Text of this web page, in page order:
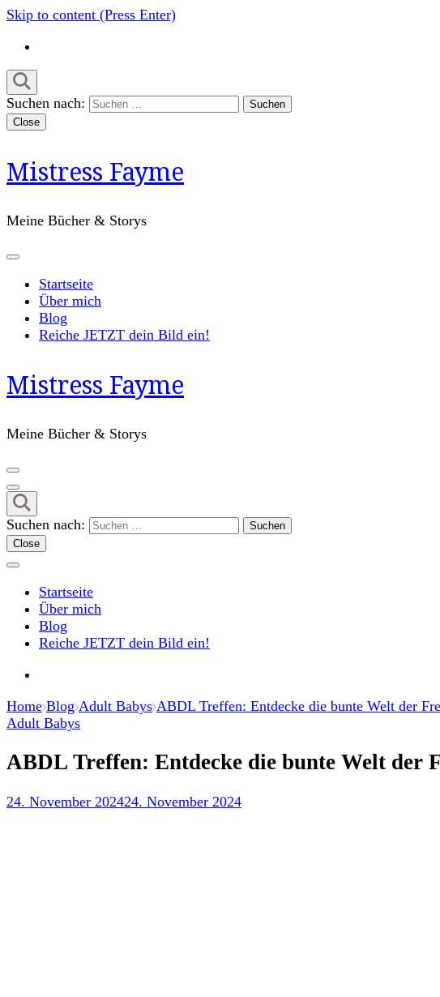
Skip to content (Press Enter)
Suchen nach:
Close
Mistress Fayme
Meine Bücher & Storys
Startseite
Über mich
Blog
Reiche JETZT dein Bild ein!
Mistress Fayme
Meine Bücher & Storys
Suchen nach:
Close
Startseite
Über mich
Blog
Reiche JETZT dein Bild ein!
Home Blog Adult Babys ABDL Treffen: Entdecke die bunte Welt der
Adult Babys
ABDL Treffen: Entdecke die bunte Welt der
24. November 202424. November 2024